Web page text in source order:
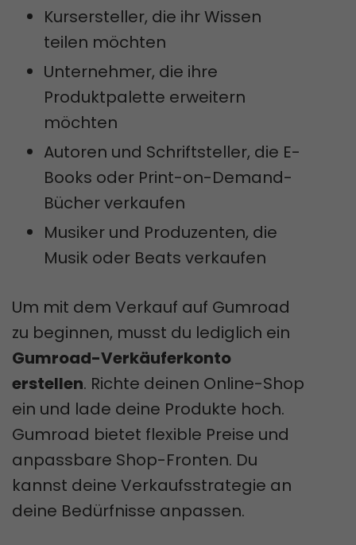
Kursersteller, die ihr Wissen
teilen möchten
Unternehmer, die ihre
Produktpalette erweitern
möchten
Autoren und Schriftsteller, die E-
Books oder Print-on-Demand-
Bücher verkaufen
Musiker und Produzenten, die
Musik oder Beats verkaufen
Um mit dem Verkauf auf Gumroad
zu beginnen, musst du lediglich ein
Gumroad-Verkäuferkonto
erstellen. Richte deinen Online-Shop
ein und lade deine Produkte hoch.
Gumroad bietet flexible Preise und
anpassbare Shop-Fronten. Du
kannst deine Verkaufsstrategie an
deine Bedürfnisse anpassen.